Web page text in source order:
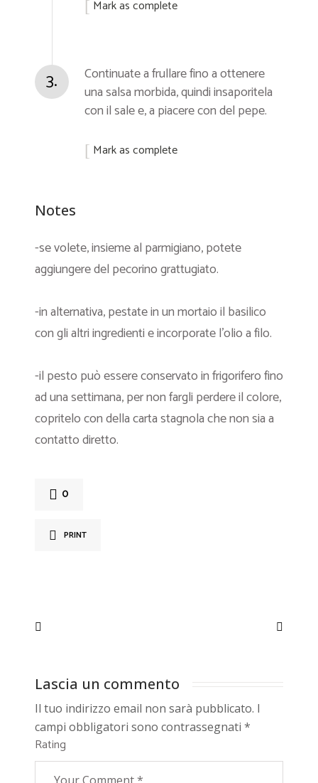
Mark as complete
3.
Continuate a frullare fino a ottenere
una salsa morbida, quindi insaporitela
con il sale e, a piacere con del pepe.
Mark as complete
Notes
-se volete, insieme al parmigiano, potete
aggiungere del pecorino grattugiato.
-in alternativa, pestate in un mortaio il basilico
con gli altri ingredienti e incorporate l'olio a filo.
-il pesto può essere conservato in frigorifero fino
ad una settimana, per non fargli perdere il colore,
copritelo con della carta stagnola che non sia a
contatto diretto.
0
PRINT
Lascia un commento
Il tuo indirizzo email non sarà pubblicato. I
campi obbligatori sono contrassegnati *
Rating